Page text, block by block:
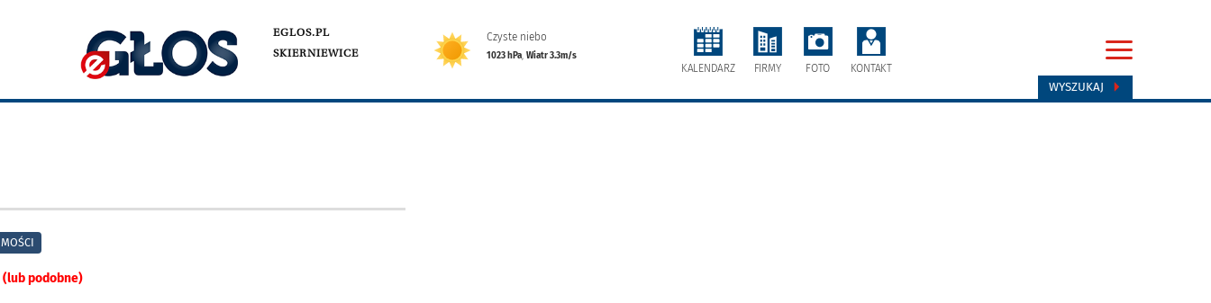
EGLOS.PL
SKIERNIEWICE
Czyste niebo
1023 hPa,Wiatr 3.3m/s
KALENDARZ FIRMY FOTO KONTAKT
WYSZUKAJ
podobne)